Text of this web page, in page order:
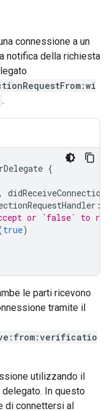
connessione a un
notifica della richiesta
.
{
,
:
or `false` to
true)
le parti ricevono
tramite il
utilizzando il
In questo
di connettersi al